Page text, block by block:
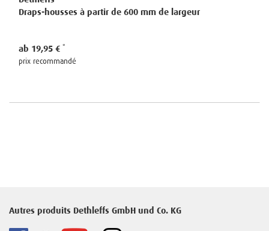
Draps-housses à partir de 600 mm de largeur
ab 19,95 €
prix recommandé
Autres produits Dethleffs GmbH und Co. KG